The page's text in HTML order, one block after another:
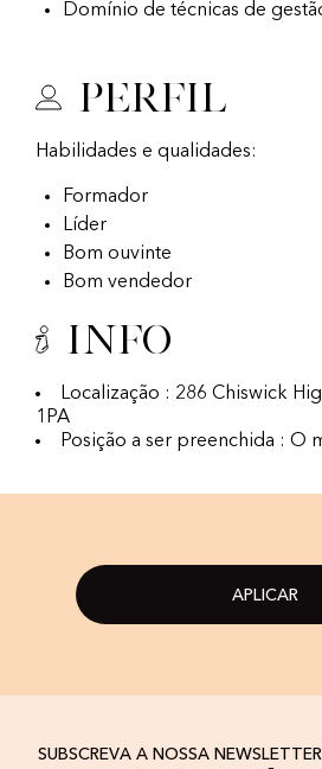
Domínio de técnicas de
Perfil
Habilidades e qualidades:
Formador
Líder
Bom ouvinte
Bom vendedor
Info
Localização : 286 Chiswick
1PA
Posição a ser preenchida : O
APLICAR
SUBSCREVA A NOSSA